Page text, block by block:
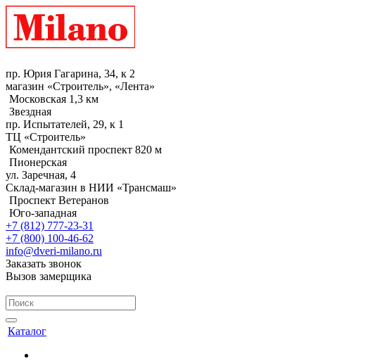
пр. Юрия Гагарина, 34, к 2
магазин «Строитель», «Лента»
Московская 1,3 км
Звездная
пр. Испытателей, 29, к 1
ТЦ «Строитель»
Комендантский проспект 820 м
Пионерская
ул. Заречная, 4
Склад-магазин в НИИ «Трансмаш»
Проспект Ветеранов
Юго-западная
+7 (812) 777-23-31
+7 (800) 100-46-62
info@dveri-milano.ru
Заказать звонок
Вызов замерщика
Каталог